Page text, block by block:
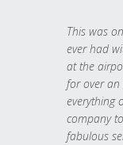
This was
ever had
at the
for over
everything
company
fabulous